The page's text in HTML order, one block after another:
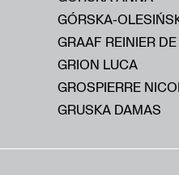
GÓRSKA-
GRAAF REINIER DE
GRION LUCA
GROSPIERRE
GRUSKA DAMAS